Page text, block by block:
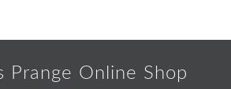
Prange Online Shop